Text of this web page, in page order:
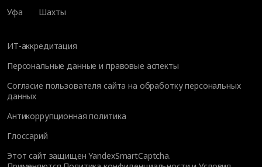
Уфа
Шахты
ИТ-аккредитация
Персональные данные и правовые аспекты
Согласие пользователя сайта на обработку персональных
данных
Антикоррупционная политика
Глоссарий
Этот сайт защищен YandexSmartCaptcha.